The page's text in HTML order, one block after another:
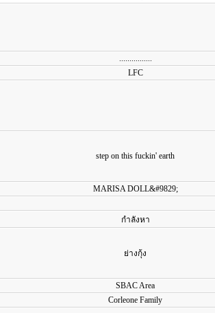
................
LFC
step on this fuckin' earth
MARISA DOLL&#9829;
กำลังหา
ย่างกุ้ง
SBAC Area
Corleone Family